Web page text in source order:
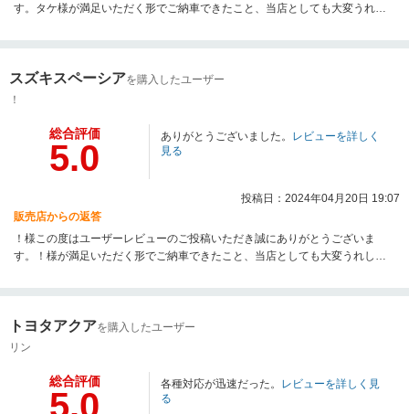
す。タケ様が満足いただく形でご納車できたこと、当店としても大変うれし
ますが、この度は数ある自動車販売店の中からネクステージ仙台利府店をお
いたします。
スズキスペーシアを購入したユーザー
！
総合評価
5.0
ありがとうございました。 レビューを詳しく
見る
投稿日：2024年04月20日 19:07
販売店からの返答
！様この度はユーザーレビューのご投稿いただき誠にありがとうございま
す。！様が満足いただく形でご納車できたこと、当店としても大変うれしく
すが、この度は数ある自動車販売店の中からネクステージ仙台利府店をお選
たします。
トヨタアクアを購入したユーザー
リン
総合評価
5.0
各種対応が迅速だった。 レビューを詳しく見
る